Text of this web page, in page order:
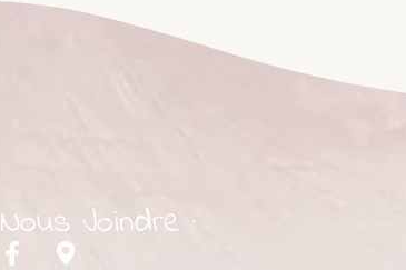
Nous Joindre :
F
M